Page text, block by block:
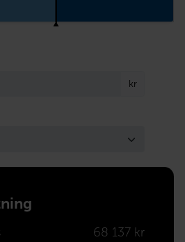
kr
68 137 kr